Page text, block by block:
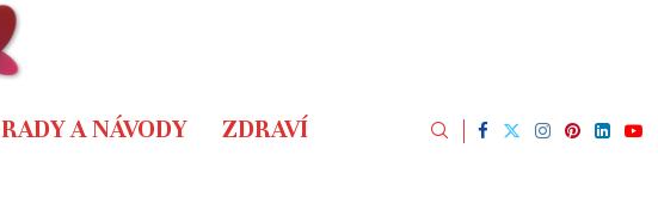
RADY A NÁVODY ZDRAVÍ